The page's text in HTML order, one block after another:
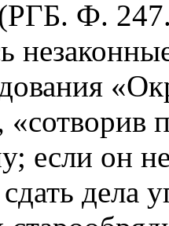
Ф.
«сотворив
если он
сдать